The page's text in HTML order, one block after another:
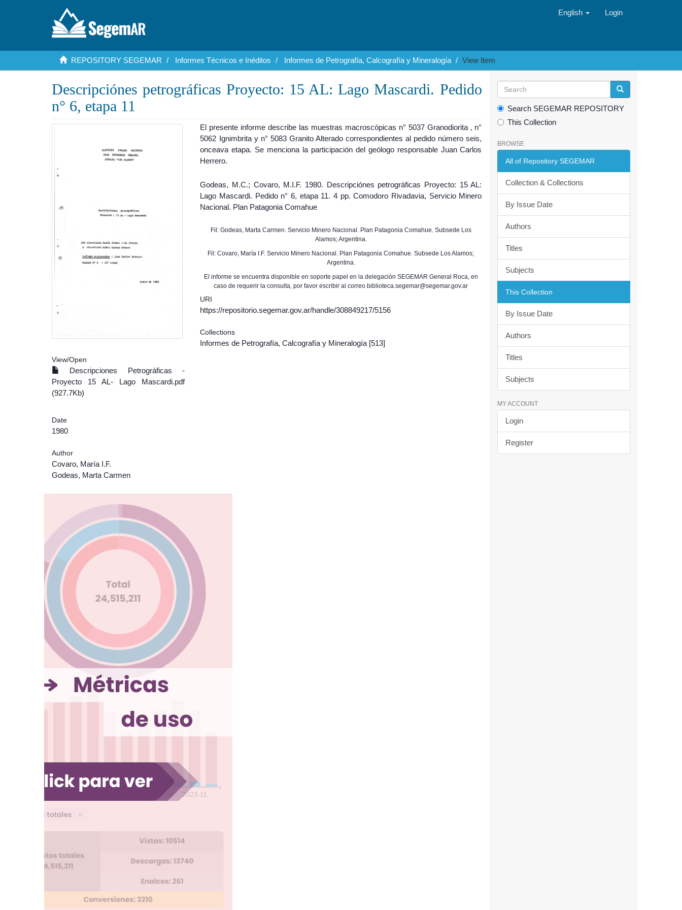
English Login
REPOSITORY SEGEMAR Informes Técnicos e Inéditos Informes de Petrografía, Calcografía y Mineralogía View Item
Descripciónes petrográficas Proyecto: 15 AL: Lago Mascardi. Pedido
n° 6, etapa 11
View/Open
Descripciones Petrográficas -
Proyecto 15 AL- Lago Mascardi.pdf
(927.7Kb)
Date
1980
Author
Covaro, María I.F.
Godeas, Marta Carmen
El presente informe describe las muestras macroscópicas n° 5037 Granodiorita , n°
5062 Ignimbrita y n° 5083 Granito Alterado correspondientes al pedido número seis,
onceava etapa. Se menciona la participación del geólogo responsable Juan Carlos
Herrero.
Godeas, M.C.; Covaro, M.I.F. 1980. Descripciónes petrográficas Proyecto: 15 AL:
Lago Mascardi. Pedido n° 6, etapa 11. 4 pp. Comodoro Rivadavia, Servicio Minero
Nacional. Plan Patagonia Comahue
Fil: Godeas, Marta Carmen. Servicio Minero Nacional. Plan Patagonia Comahue. Subsede Los
Alamos; Argentina.
Fil: Covaro, María I.F. Servicio Minero Nacional. Plan Patagonia Comahue. Subsede Los Alamos;
Argentina.
El informe se encuentra disponible en soporte papel en la delegación SEGEMAR General Roca, en
caso de requerir la consulta, por favor escribir al correo biblioteca.segemar@segemar.gov.ar
URI
https://repositorio.segemar.gov.ar/handle/308849217/5156
Collections
Informes de Petrografía, Calcografía y Mineralogía [513]
Search SEGEMAR REPOSITORY
This Collection
BROWSE
All of Repository SEGEMAR
Collection & Collections
By Issue Date
Authors
Titles
Subjects
This Collection
By Issue Date
Authors
Titles
Subjects
MY ACCOUNT
Login
Register